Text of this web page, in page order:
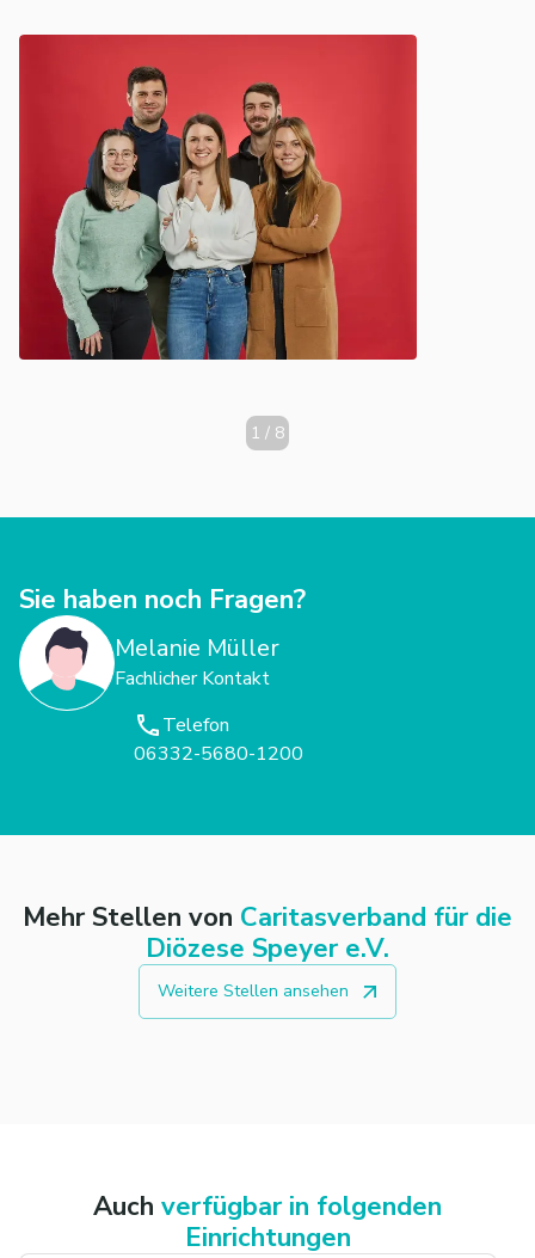
Bereiche Behinderten-, Jugend- und Wohnungslosenhilfe.
1 / 8
Sie haben noch Fragen?
Melanie Müller
Fachlicher Kontakt
Telefon
06332-5680-1200
Mehr Stellen von Caritasverband für die
Diözese Speyer e.V.
Weitere Stellen ansehen
Auch verfügbar in folgenden
Einrichtungen